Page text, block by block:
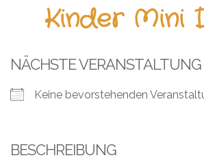
Feste
Weitere
Über
Kinder Mini
NÄCHSTE VERANSTALTUNG
Keine bevorstehenden
BESCHREIBUNG